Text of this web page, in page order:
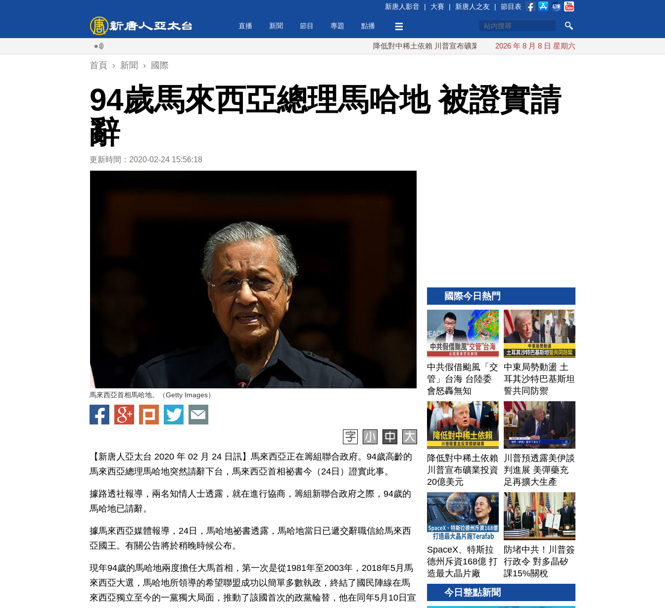
新唐人影音 | 大賽 | 新唐人之友 | 節目表
直播 新聞 節目 專題 點播
降低對中稀土依賴 川普宣布礦業投資20億美元 中東局勢動盪 土耳其沙特巴基斯坦誓共同防禦
2026 年 8 月 8 日 星期六
首頁 › 新聞 › 國際
94歲馬來西亞總理馬哈地 被證實請
辭
更新時間：2020-02-24 15:56:18
馬來西亞首相馬哈地。（Getty Images）
【新唐人亞太台 2020 年 02 月 24 日訊】馬來西亞正在籌組聯合政府。94歲高齡的
馬來西亞總理馬哈地突然請辭下台，馬來西亞首相祕書今（24日）證實此事。
據路透社報導，兩名知情人士透露，就在進行協商，籌組新聯合政府之際，94歲的
馬哈地已請辭。
據馬來西亞媒體報導，24日，馬哈地祕書透露，馬哈地當日已遞交辭職信給馬來西
亞國王。有關公告將於稍晚時候公布。
現年94歲的馬哈地兩度擔任大馬首相，第一次是從1981年至2003年，2018年5月馬
來西亞大選，馬哈地所領導的希望聯盟成功以簡單多數執政，終結了國民陣線在馬
來西亞獨立至今的一黨獨大局面，推動了該國首次的政黨輪替，他在同年5月10日宣
國際今日熱門
中共假借颱風「交
管」台海 台陸委
會怒轟無知
中東局勢動盪 土
耳其沙特巴基斯坦
誓共同防禦
降低對中稀土依賴
川普宣布礦業投資
20億美元
川普預透露美伊談
判進展 美彈藥充
足再擴大生產
SpaceX、特斯拉
德州斥資168億 打
造最大晶片廠
Terafab
防堵中共！川普簽
行政令 對多晶矽
課15%關稅
今日整點新聞